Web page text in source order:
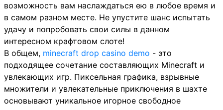
возможность вам наслаждаться ею в любое время и
в самом разном месте. Не упустите шанс испытать
удачу и попробовать свои силы в данном
интересном крафтовом слоте!
В общем, minecraft drop casino demo - это
подходящее сочетание составляющих Minecraft и
увлекающих игр. Пиксельная графика, взрывные
множители и увлекательные приключения в шахте
основывают уникальное игорное свободное